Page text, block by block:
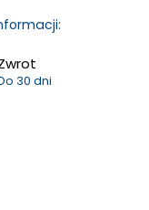
30 dni